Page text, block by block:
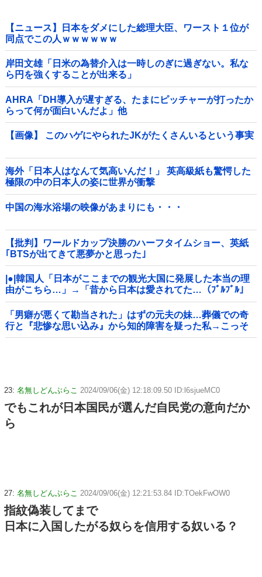
【ニュース】日本をダメにした総理大臣、ワースト１位が
同点でこの人ｗｗｗｗｗｗ
岸田文雄「日米の為替介入は一時しのぎに過ぎない。私な
ら円を強くすることが出来る」
AHRA「DH導入が遅すぎる、たまにピッチャーが打ったか
らって何が面白いんだよ」他
【画像】 このハゲにやられたJKがたくさんいるという事実
海外「日本人はなんて気高いんだ！」 英高級紙も驚愕した
極限の中の日本人の姿に世界が衝撃
中国の海水浴場の映像があまりにも・・・
【批判】ワールドカップ決勝のハーフタイムショー、英紙
｢BTSが出てきて悪夢かと思った｣
|●|韓国人「日本がここまでの観光大国に発展した本当の理
由がこちら…」→「昔から日本は愛されてた…（ﾌﾞﾙﾌﾞﾙ」
＝韓国の反応
「男癖が悪くて勘当された」はずの元夫の妹…葬儀での奇
行と『悲惨な思い込み』から知的障害を疑った私→こっそ
り病院へ誘導し行政保護させた話
23: 名無しどんぶらこ 2024/09/06(金) 12:18:09.50 ID:l6sjueMC0
でもこれが日本国民が選んだ自民党の意向だか
ら
27: 名無しどんぶらこ 2024/09/06(金) 12:21:53.84 ID:TOekFwOW0
指紋偽装してまで
日本に入国したがる奴らを信用する奴いる？